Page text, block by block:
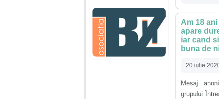
agresiva, orice
greseala era taxata cu
o palma sau pedepse.
De 4 ani am o relatie
serioasa cu un barbat
Am 18
apare
iar cand
buna de
20 iulie
Mesaj
grupului